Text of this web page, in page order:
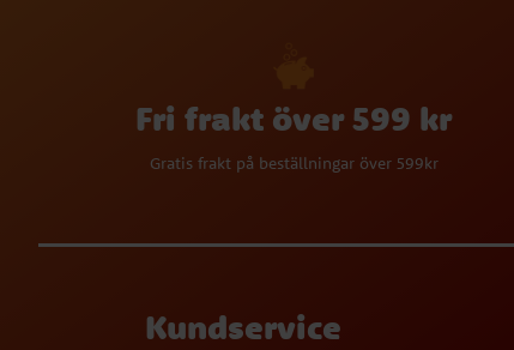
Fri frakt över 599 kr
Gratis frakt på beställningar över 599kr
Kundservice